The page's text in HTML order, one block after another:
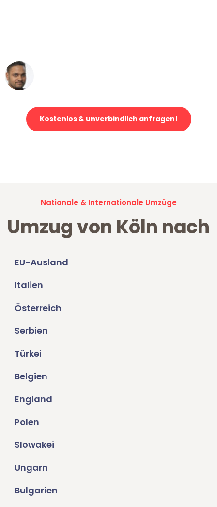
Kostenlos & unverbindlich anfragen!
Nationale & Internationale Umzüge
Umzug von Köln nach
EU-Ausland
Italien
Österreich
Serbien
Türkei
Belgien
England
Polen
Slowakei
Ungarn
Bulgarien